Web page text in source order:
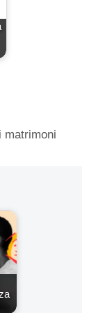
matrimoni